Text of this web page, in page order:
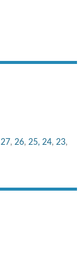
27, 26, 25, 24, 23,